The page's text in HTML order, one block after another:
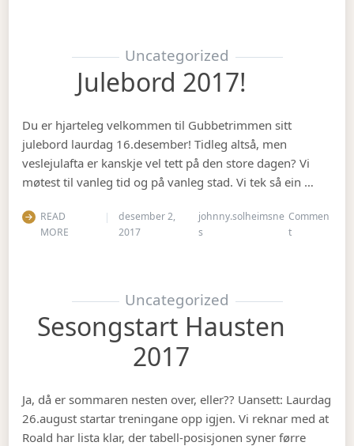
Uncategorized
Julebord 2017!
Du er hjarteleg velkommen til Gubbetrimmen sitt
julebord laurdag 16.desember! Tidleg altså, men
veslejulafta er kanskje vel tett på den store dagen? Vi
møtest til vanleg tid og på vanleg stad. Vi tek så ein …
READ
MORE
desember 2,
2017
johnny.solheimsne
s
Commen
ton Julebord
Uncategorized
Sesongstart Hausten
2017
Ja, då er sommaren nesten over, eller?? Uansett: Laurdag
26.august startar treningane opp igjen. Vi reknar med at
Roald har lista klar, der tabell-posisjonen syner førre